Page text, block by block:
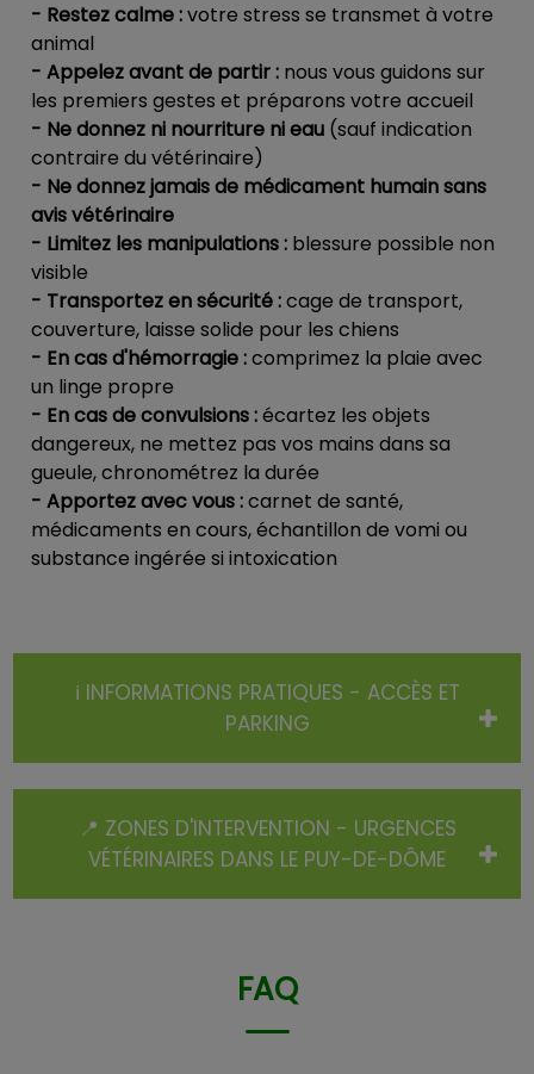
- Restez calme :votre stress se transmet à votre
animal
- Appelez avant de partir : nous vous guidons sur
les premiers gestes et préparons votre accueil
- Ne donnez ni nourriture ni eau (sauf indication
contraire du vétérinaire)
- Ne donnez jamais de médicament humain sans
avis vétérinaire
- Limitez les manipulations : blessure possible non
visible
- Transportez en sécurité :cage de transport,
couverture, laisse solide pour les chiens
- En cas d'hémorragie :comprimez la plaie avec
un linge propre
- En cas de convulsions :écartez les objets
dangereux, ne mettez pas vos mains dans sa
gueule, chronométrez la durée
- Apportez avec vous :carnet de santé,
médicaments en cours, échantillon de vomi ou
substance ingérée si intoxication
ℹ️ INFORMATIONS PRATIQUES - ACCÈS ET
PARKING
📍 ZONES D'INTERVENTION - URGENCES
VÉTÉRINAIRES DANS LE PUY-DE-DÔME
FAQ